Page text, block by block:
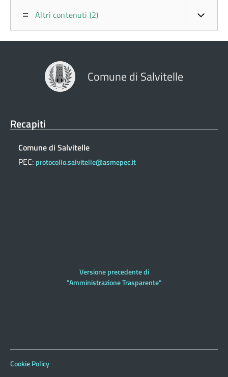
Altri contenuti (2)
Comune di Salvitelle
Recapiti
Comune di Salvitelle
PEC: protocollo.salvitelle@asmepec.it
Versione precedente di
"Amministrazione Trasparente"
Cookie Policy